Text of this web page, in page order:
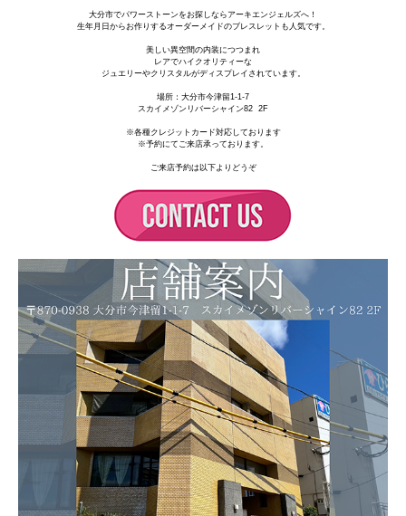
大分市でパワーストーンをお探しならアーキエンジェルズへ！
生年月日からお作りするオーダーメイドのブレスレットも人気です。
美しい異空間の内装につつまれ
レアでハイクオリティーな
ジュエリーやクリスタルがディスプレイされています。
場所： 大分市今津留1-1-7
スカイメゾンリバーシャイン82 2F
※各種クレジットカード対応しております
※予約にてご来店承っております。
ご来店予約は以下よりどうぞ